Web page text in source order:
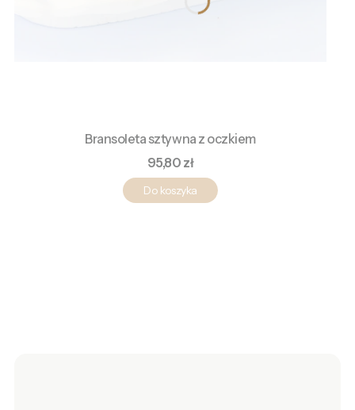
Bransoleta sztywna z oczkiem
Cena
95,80 zł
Do koszyka